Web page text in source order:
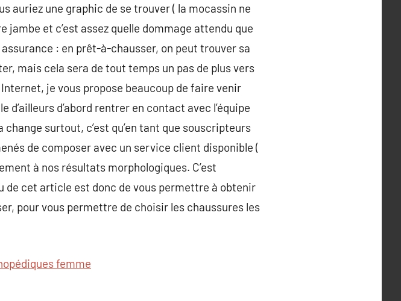
auriez une graphic de se trouver ( la mocassin ne
jambe et c’est assez quelle dommage attendu que
: en prêt-à-chausser, on peut trouver sa
mais cela sera de tout temps un pas de plus vers
je vous propose beaucoup de faire venir
d’abord rentrer en contact avec l’équipe
surtout, c’est qu’en tant que souscripteurs
de composer avec un service client disponible (
à nos résultats morphologiques. C’est
de cet article est donc de vous permettre à obtenir
pour vous permettre de choisir les chaussures les
femme